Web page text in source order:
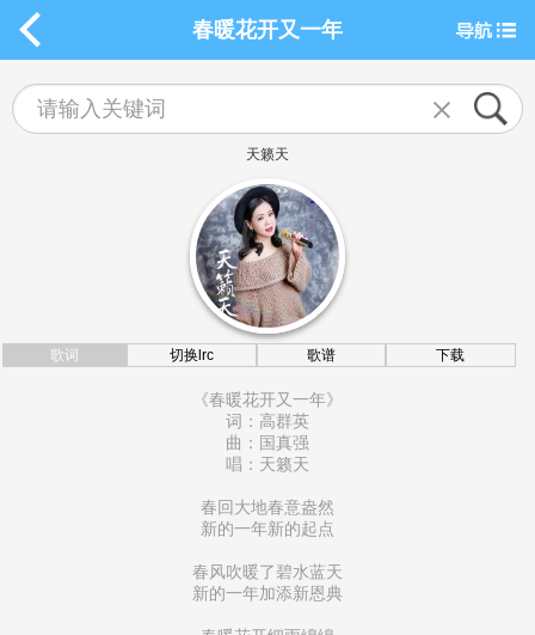
春暖花开又一年
天籁天
歌词 切换lrc 歌谱 下载
《春暖花开又一年》
词：高群英
曲：国真强
唱：天籁天
春回大地春意盎然
新的一年新的起点
春风吹暖了碧水蓝天
新的一年加添新恩典